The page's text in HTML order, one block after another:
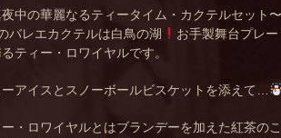
中の華麗なるティータイム・カクテルセット〜
バレエカクテルは白鳥の湖
お手製舞台プレ
ティー・ロワイヤルです。
アイスとスノーボールビスケットを添えて…
・ロワイヤルとはブランデーを加えた紅茶の